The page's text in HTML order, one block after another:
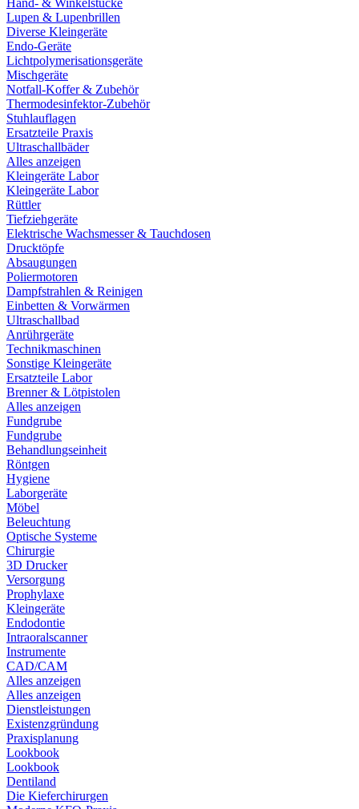
Hand- & Winkelstücke
Lupen & Lupenbrillen
Diverse Kleingeräte
Endo-Geräte
Lichtpolymerisationsgeräte
Mischgeräte
Notfall-Koffer & Zubehör
Thermodesinfektor-Zubehör
Stuhlauflagen
Ersatzteile Praxis
Ultraschallbäder
Alles anzeigen
Kleingeräte Labor
Kleingeräte Labor
Rüttler
Tiefziehgeräte
Elektrische Wachsmesser & Tauchdosen
Drucktöpfe
Absaugungen
Poliermotoren
Dampfstrahlen & Reinigen
Einbetten & Vorwärmen
Ultraschallbad
Anrührgeräte
Technikmaschinen
Sonstige Kleingeräte
Ersatzteile Labor
Brenner & Lötpistolen
Alles anzeigen
Fundgrube
Fundgrube
Behandlungseinheit
Röntgen
Hygiene
Laborgeräte
Möbel
Beleuchtung
Optische Systeme
Chirurgie
3D Drucker
Versorgung
Prophylaxe
Kleingeräte
Endodontie
Intraoralscanner
Instrumente
CAD/CAM
Alles anzeigen
Alles anzeigen
Dienstleistungen
Existenzgründung
Praxisplanung
Lookbook
Lookbook
Dentiland
Die Kieferchirurgen